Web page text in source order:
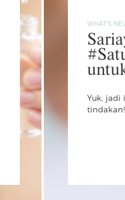
WHAT'S
Yuk, jadi
tindakan!